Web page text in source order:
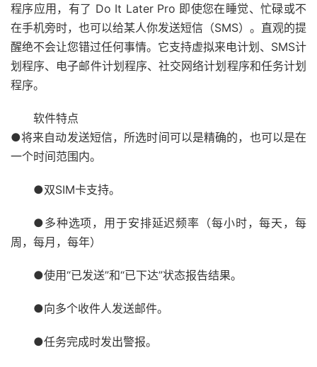
程序应用，有了 Do It Later Pro 即使您在睡觉、忙碌或不
在手机旁时，也可以给某人你发送短信（SMS）。直观的提
醒绝不会让您错过任何事情。它支持虚拟来电计划、SMS计
划程序、电子邮件计划程序、社交网络计划程序和任务计划
程序。
软件特点
●将来自动发送短信，所选时间可以是精确的，也可以是在
一个时间范围内。
●双SIM卡支持。
●多种选项，用于安排延迟频率（每小时，每天，每
周，每月，每年）
●使用“已发送”和“已下达”状态报告结果。
●向多个收件人发送邮件。
●任务完成时发出警报。